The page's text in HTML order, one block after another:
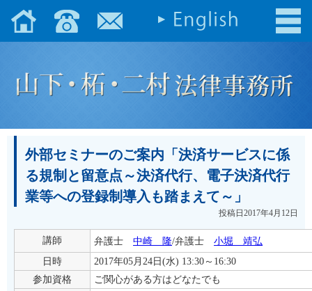
外部セミナーのご案内「決済サービスに係
る規制と留意点～決済代行、電子決済代行
業等への登録制導入も踏まえて～」
投稿日2017年4月12日
講師 弁護士 中崎 隆/弁護士 小堀 靖弘
日時
2017年05月24日(水) 13:30～16:30
参加資格
ご関心がある方はどなたでも